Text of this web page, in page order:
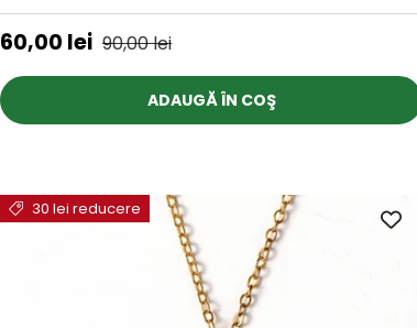
Preț de vânzare
60,00 lei Preț obișnuit
90,00 lei
ADAUGĂ ÎN COŞ
30 lei reducere